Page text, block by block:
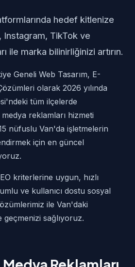
hedef kitlenize
Instagram, TikTok ve
ile marka bilinirliğinizi artırın.
Geneli Web Tasarım, E-
olarak 2026 yılında
tüm ilçelerde
reklamları hizmeti
nüfuslu Van'da işletmelerin
için en güncel
kriterlerine uygun, hızlı
ve kullanıcı dostu sosyal
ile Van'daki
sağlıyoruz.